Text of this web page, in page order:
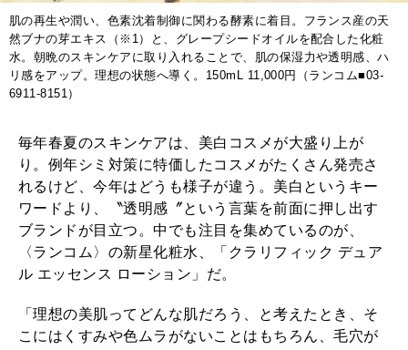
肌の再生や潤い、色素沈着制御に関わる酵素に着目。フランス産の天
然ブナの芽エキス（※1）と、グレープシードオイルを配合した化粧
水。朝晩のスキンケアに取り入れることで、肌の保湿力や透明感、ハ
リ感をアップ。理想の状態へ導く。150mL 11,000円（ランコム■03-
6911-8151）
毎年春夏のスキンケアは、美白コスメが大盛り上が
り。例年シミ対策に特価したコスメがたくさん発売さ
れるけど、今年はどうも様子が違う。美白というキー
ワードより、〝透明感〞という言葉を前面に押し出す
ブランドが目立つ。中でも注目を集めているのが、
〈ランコム〉の新星化粧水、「クラリフィック デュア
ル エッセンス ローション」だ。
「理想の美肌ってどんな肌だろう、と考えたとき、そ
こにはくすみや色ムラがないことはもちろん、毛穴が